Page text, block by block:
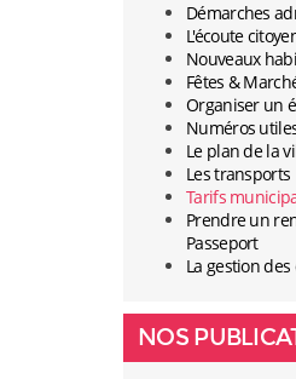
Démarches
L'écoute
Nouveaux
Fêtes &
Organiser un
Numéros
Le plan de la
Les transports
Tarifs
Prendre un
Passeport
La gestion
NOS